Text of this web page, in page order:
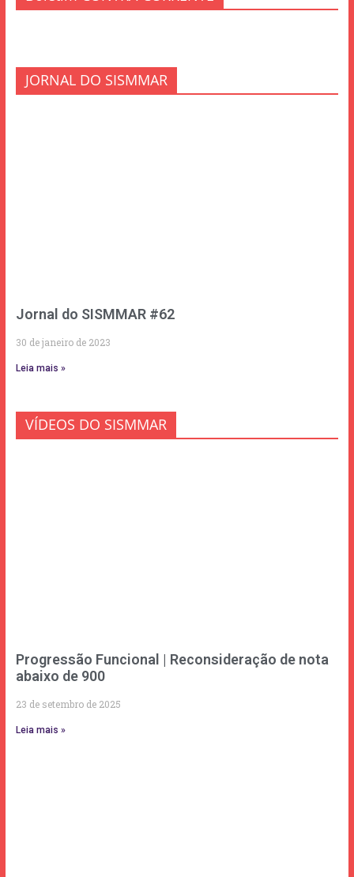
JORNAL DO SISMMAR
Jornal do SISMMAR #62
30 de janeiro de 2023
Leia mais »
VÍDEOS DO SISMMAR
Progressão Funcional | Reconsideração de nota
abaixo de 900
23 de setembro de 2025
Leia mais »